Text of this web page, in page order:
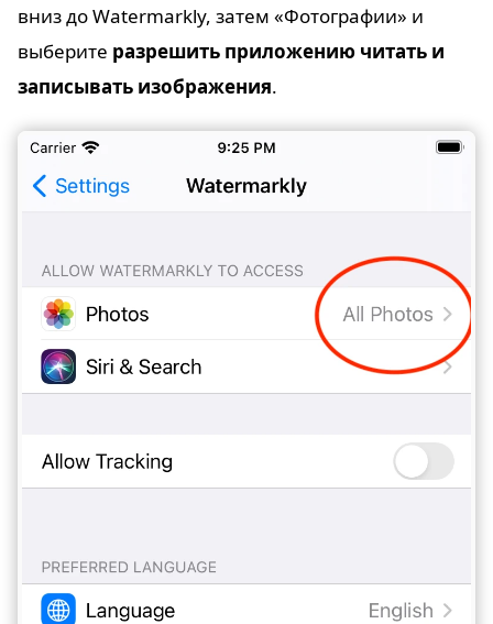
вниз до Watermarkly, затем «Фотографии» и
выберите разрешить приложению читать и
записывать изображения.